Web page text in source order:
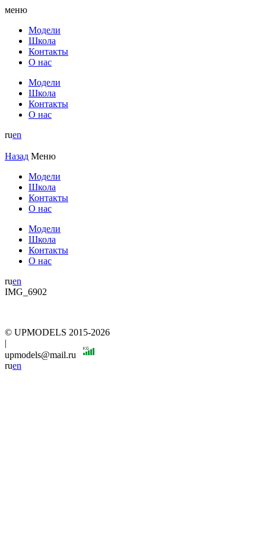
меню
Модели
Школа
Контакты
О нас
Модели
Школа
Контакты
О нас
ruen
Назад Меню
Модели
Школа
Контакты
О нас
Модели
Школа
Контакты
О нас
ruen
IMG_6902
© UPMODELS 2015-2026
|
upmodels@mail.ru
ruen